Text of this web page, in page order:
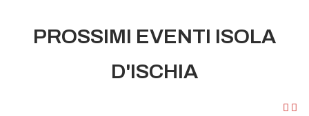
PROSSIMI EVENTI ISOLA
D'ISCHIA